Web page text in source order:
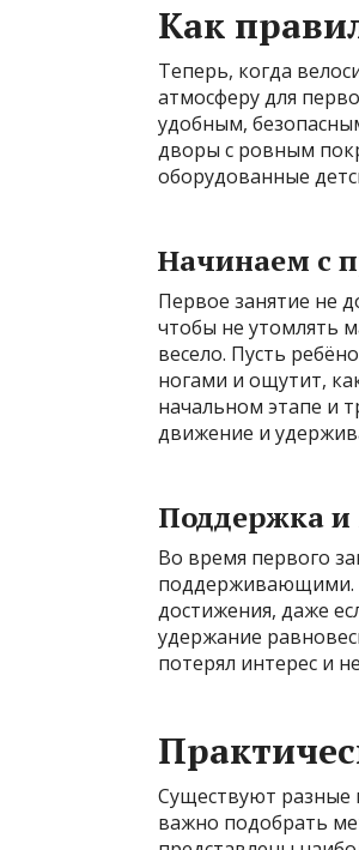
Как
Теперь, когда
атмосферу для
удобным,
дворы с ровным
оборудованные
Начинаем с
Первое занятие не
чтобы не утомлять
весело. Пусть
ногами и ощутит,
начальном этапе и
движение и
Поддержка
Во время первого
поддерживающими.
достижения, даже
удержание
потерял интерес и
Существуют разные
важно подобрать